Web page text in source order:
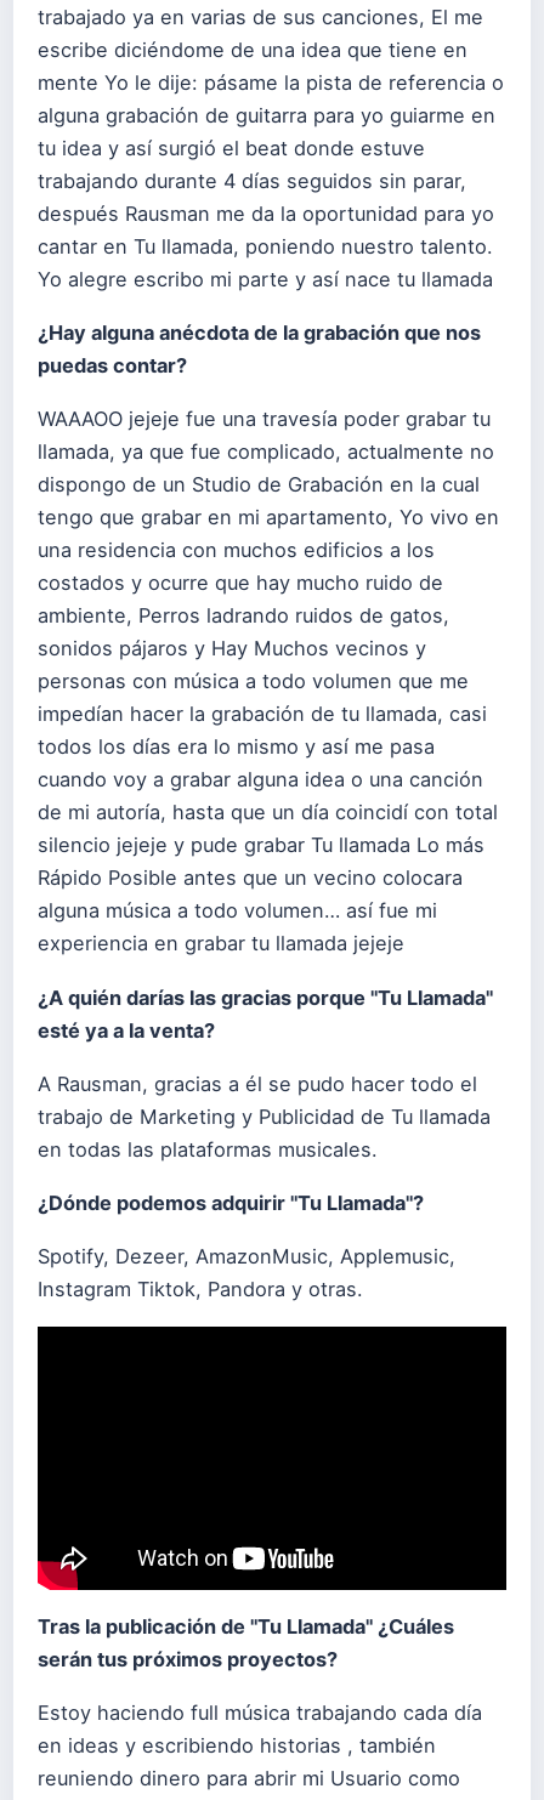
trabajado ya en varias de sus canciones, El me
escribe diciéndome de una idea que tiene en
mente Yo le dije: pásame la pista de referencia o
alguna grabación de guitarra para yo guiarme en
tu idea y así surgió el beat donde estuve
trabajando durante 4 días seguidos sin parar,
después Rausman me da la oportunidad para yo
cantar en Tu llamada, poniendo nuestro talento.
Yo alegre escribo mi parte y así nace tu llamada
¿Hay alguna anécdota de la grabación que nos
puedas contar?
WAAAOO jejeje fue una travesía poder grabar tu
llamada, ya que fue complicado, actualmente no
dispongo de un Studio de Grabación en la cual
tengo que grabar en mi apartamento, Yo vivo en
una residencia con muchos edificios a los
costados y ocurre que hay mucho ruido de
ambiente, Perros ladrando ruidos de gatos,
sonidos pájaros y Hay Muchos vecinos y
personas con música a todo volumen que me
impedían hacer la grabación de tu llamada, casi
todos los días era lo mismo y así me pasa
cuando voy a grabar alguna idea o una canción
de mi autoría, hasta que un día coincidí con total
silencio jejeje y pude grabar Tu llamada Lo más
Rápido Posible antes que un vecino colocara
alguna música a todo volumen… así fue mi
experiencia en grabar tu llamada jejeje
¿A quién darías las gracias porque "Tu Llamada"
esté ya a la venta?
A Rausman, gracias a él se pudo hacer todo el
trabajo de Marketing y Publicidad de Tu llamada
en todas las plataformas musicales.
¿Dónde podemos adquirir "Tu Llamada"?
Spotify, Dezeer, AmazonMusic, Applemusic,
Instagram Tiktok, Pandora y otras.
Tras la publicación de "Tu Llamada" ¿Cuáles
serán tus próximos proyectos?
Estoy haciendo full música trabajando cada día
en ideas y escribiendo historias , también
reuniendo dinero para abrir mi Usuario como